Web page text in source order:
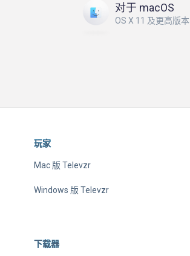
对于 macOS
OS X 11 及更高版本
玩家
Mac 版 Televzr
Windows 版 Televzr
下载器